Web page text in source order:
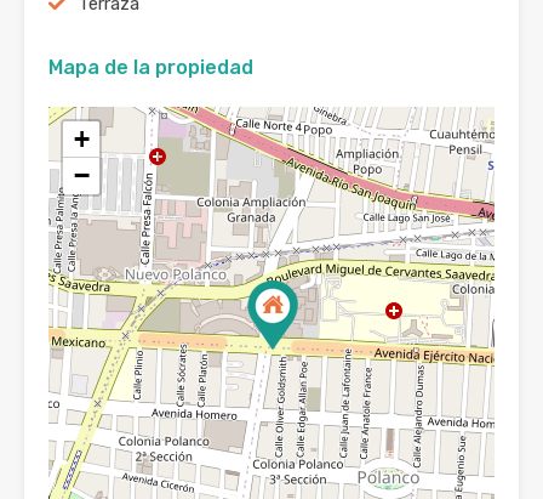
Mapa de la propiedad
+
−